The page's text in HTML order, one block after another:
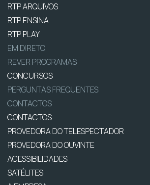
RTP ARQUIVOS
RTP ENSINA
RTP PLAY
EM DIRETO
REVER PROGRAMAS
CONCURSOS
PERGUNTAS FREQUENTES
CONTACTOS
CONTACTOS
PROVEDORA DO TELESPECTADOR
PROVEDORA DO OUVINTE
ACESSIBILIDADES
SATÉLITES